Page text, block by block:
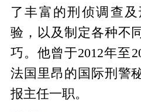
了丰富的刑侦调查
验，以及制定各种不
巧。他曾于2012年至
法国里昂的国际刑警
报主任一职。